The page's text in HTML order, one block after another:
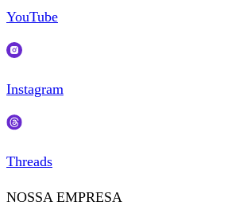
YouTube
Instagram
Threads
NOSSA EMPRESA